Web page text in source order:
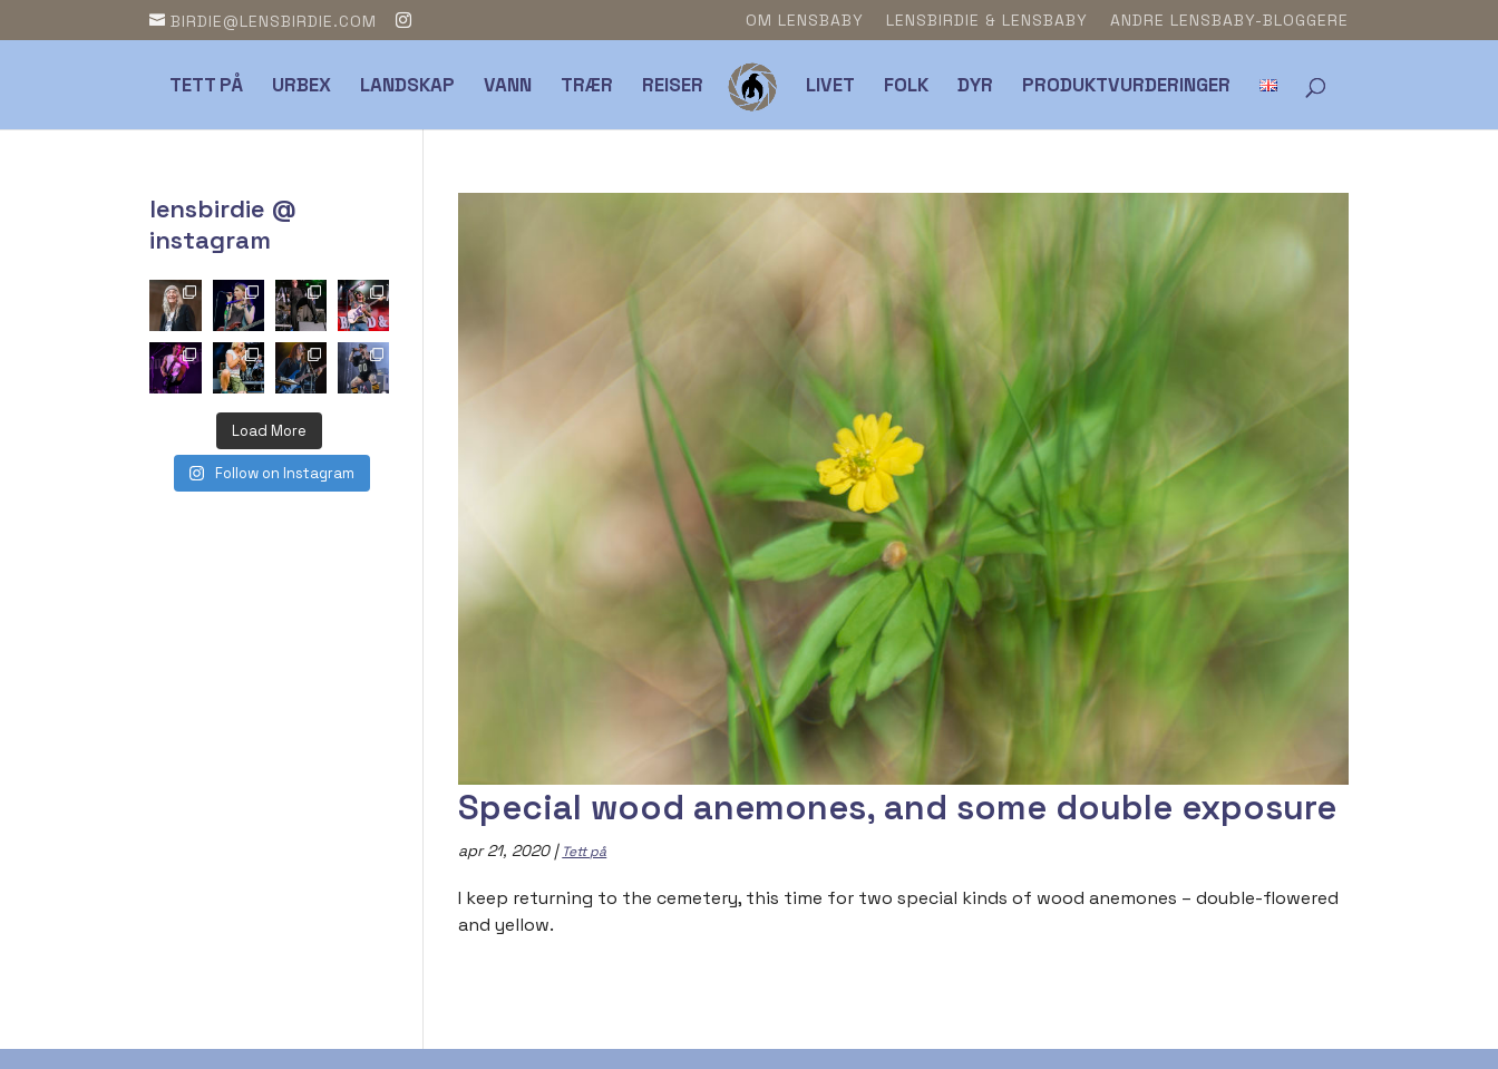
BIRDIE@LENSBIRDIE.COM OM LENSBABY LENSBIRDIE & LENSBABY ANDRE LENSBABY-BLOGGERE
TETT PÅ URBEX LANDSKAP VANN TRÆR REISER LIVET FOLK DYR PRODUKTVURDERINGER
Special wood anemones, and some double exposure
apr 21, 2020| Tett på
I keep returning to the cemetery, this time for two special kinds of wood anemones – double-flowered
and yellow.
lensbirdie @
instagram
Load More
Follow on Instagram